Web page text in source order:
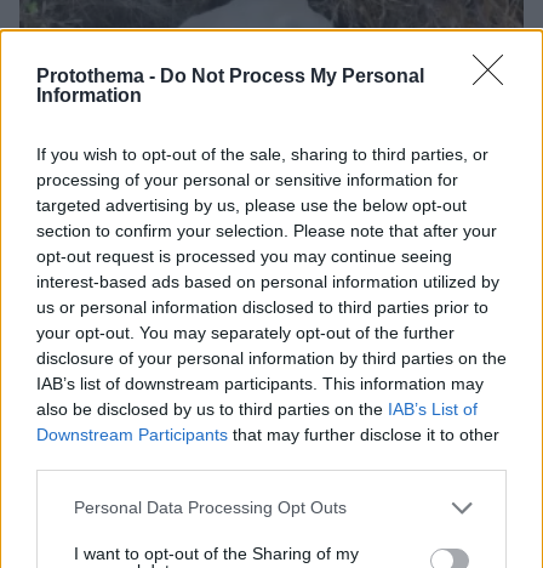
Protothema - Do Not Process My Personal
Information
If you wish to opt-out of the sale, sharing to third parties, or
processing of your personal or sensitive information for
targeted advertising by us, please use the below opt-out
section to confirm your selection. Please note that after your
opt-out request is processed you may continue seeing
interest-based ads based on personal information utilized by
us or personal information disclosed to third parties prior to
your opt-out. You may separately opt-out of the further
disclosure of your personal information by third parties on the
IAB’s list of downstream participants. This information may
also be disclosed by us to third parties on the IAB’s List of
Downstream Participants that may further disclose it to other
Please note that this website/app uses one or more Google
not limited to your visit or usage behaviour. You may click to
Personal Data Processing Opt Outs
I want to opt-out of the Sharing of my
Γιατί δεν έσωσα το κουτάβι: Ο ερευνητής που
κατέγραφε τη συμβίωση του μικρού σκυλιού με
είδε άρρωστο
06.08.2026, 19:34